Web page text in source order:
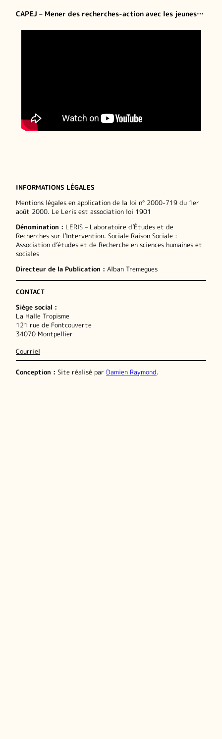
CAPEJ – Mener des recherches-action avec les jeunes…
INFORMATIONS LÉGALES
Mentions légales en application de la loi n° 2000-719 du 1er
août 2000. Le Leris est association loi 1901
Dénomination : LERIS – Laboratoire d’Études et de
Recherches sur l’Intervention. Sociale Raison Sociale :
Association d’études et de Recherche en sciences humaines et
sociales
Directeur de la Publication : Alban Tremegues
CONTACT
Siège social :
La Halle Tropisme
121 rue de Fontcouverte
34070 Montpellier
Courriel
Conception : Site réalisé par Damien Raymond.